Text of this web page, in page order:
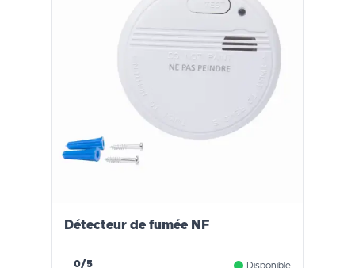
Détecteur de fumée NF
0/5 Disponible